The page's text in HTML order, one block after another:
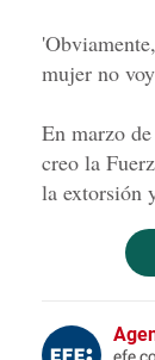
mujer no
En marzo
creo la
la extorsión